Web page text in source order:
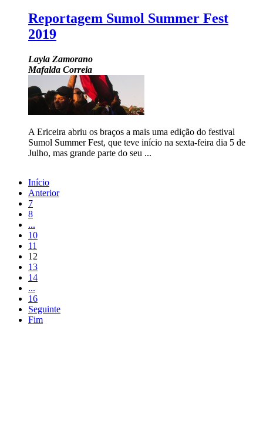
Reportagem Sumol Summer Fest
2019
Layla Zamorano
Mafalda Correia
A Ericeira abriu os braços a mais uma edição do festival
Sumol Summer Fest, que teve início na sexta-feira dia 5 de
Julho, mas grande parte do seu ...
Início
Anterior
7
8
...
10
11
12
13
14
...
16
Seguinte
Fim